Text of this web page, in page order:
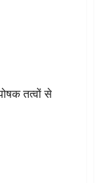
तत्वों से